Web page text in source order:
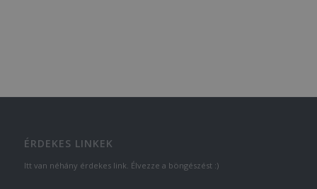
ÉRDEKES LINKEK
Itt van néhány érdekes link. Élvezze a böngészést :)